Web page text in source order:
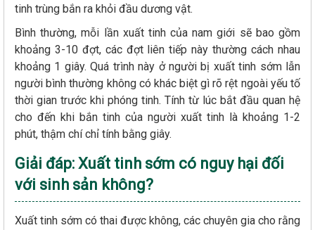
tinh trùng bắn ra khỏi đầu dương vật.
Bình thường, mỗi lần xuất tinh của nam giới sẽ bao gồm
khoảng 3-10 đợt, các đợt liên tiếp này thường cách nhau
khoảng 1 giây. Quá trình này ở người bị xuất tinh sớm lẫn
người bình thường không có khác biệt gì rõ rệt ngoài yếu tố
thời gian trước khi phóng tinh. Tính từ lúc bắt đầu quan hệ
cho đến khi bắn tinh của người xuất tinh là khoảng 1-2
phút, thậm chí chỉ tính bằng giây.
Giải đáp: Xuất tinh sớm có nguy hại đối
với sinh sản không?
Xuất tinh sớm có thai được không, các chuyên gia cho rằng